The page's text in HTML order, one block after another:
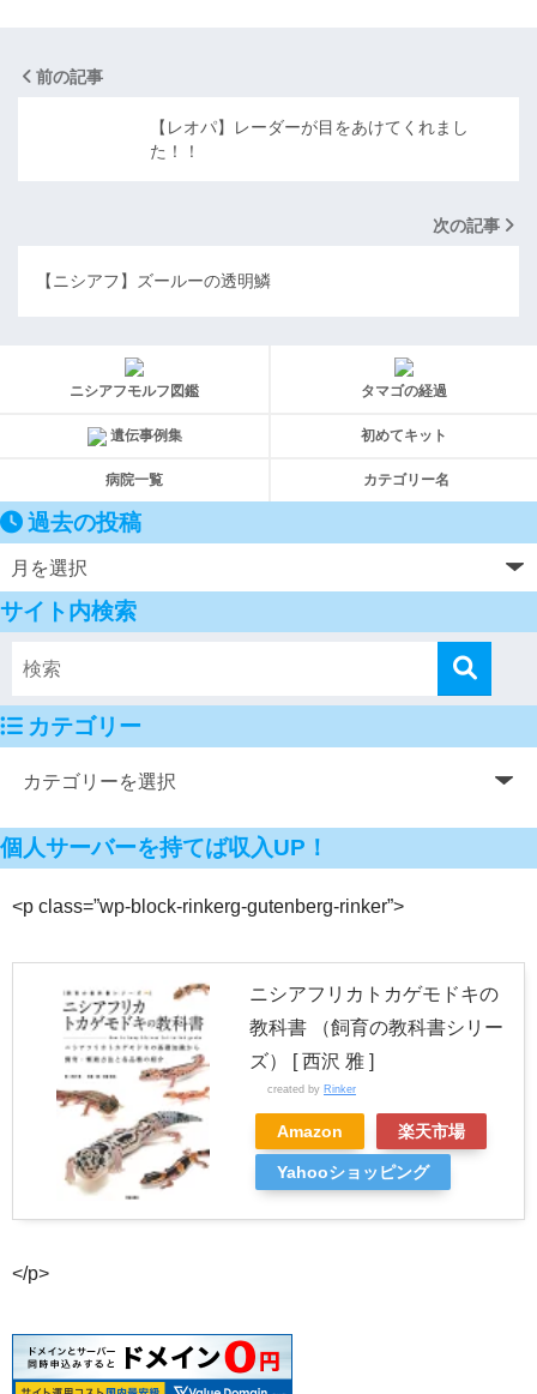
前の記事
【レオパ】レーダーが目をあけてくれまし
た！！
次の記事
【ニシアフ】ズールーの透明鱗
ニシアフモルフ図鑑 タマゴの経過
遺伝事例集 初めてキット
病院一覧 カテゴリー名
過去の投稿
サイト内検索
カテゴリー
個人サーバーを持てば収入UP！
<p class=”wp-block-rinkerg-gutenberg-rinker”>
ニシアフリカトカゲモドキの
教科書 （飼育の教科書シリー
ズ） [ 西沢 雅 ]
created by Rinker
Amazon 楽天市場
Yahooショッピング
</p>